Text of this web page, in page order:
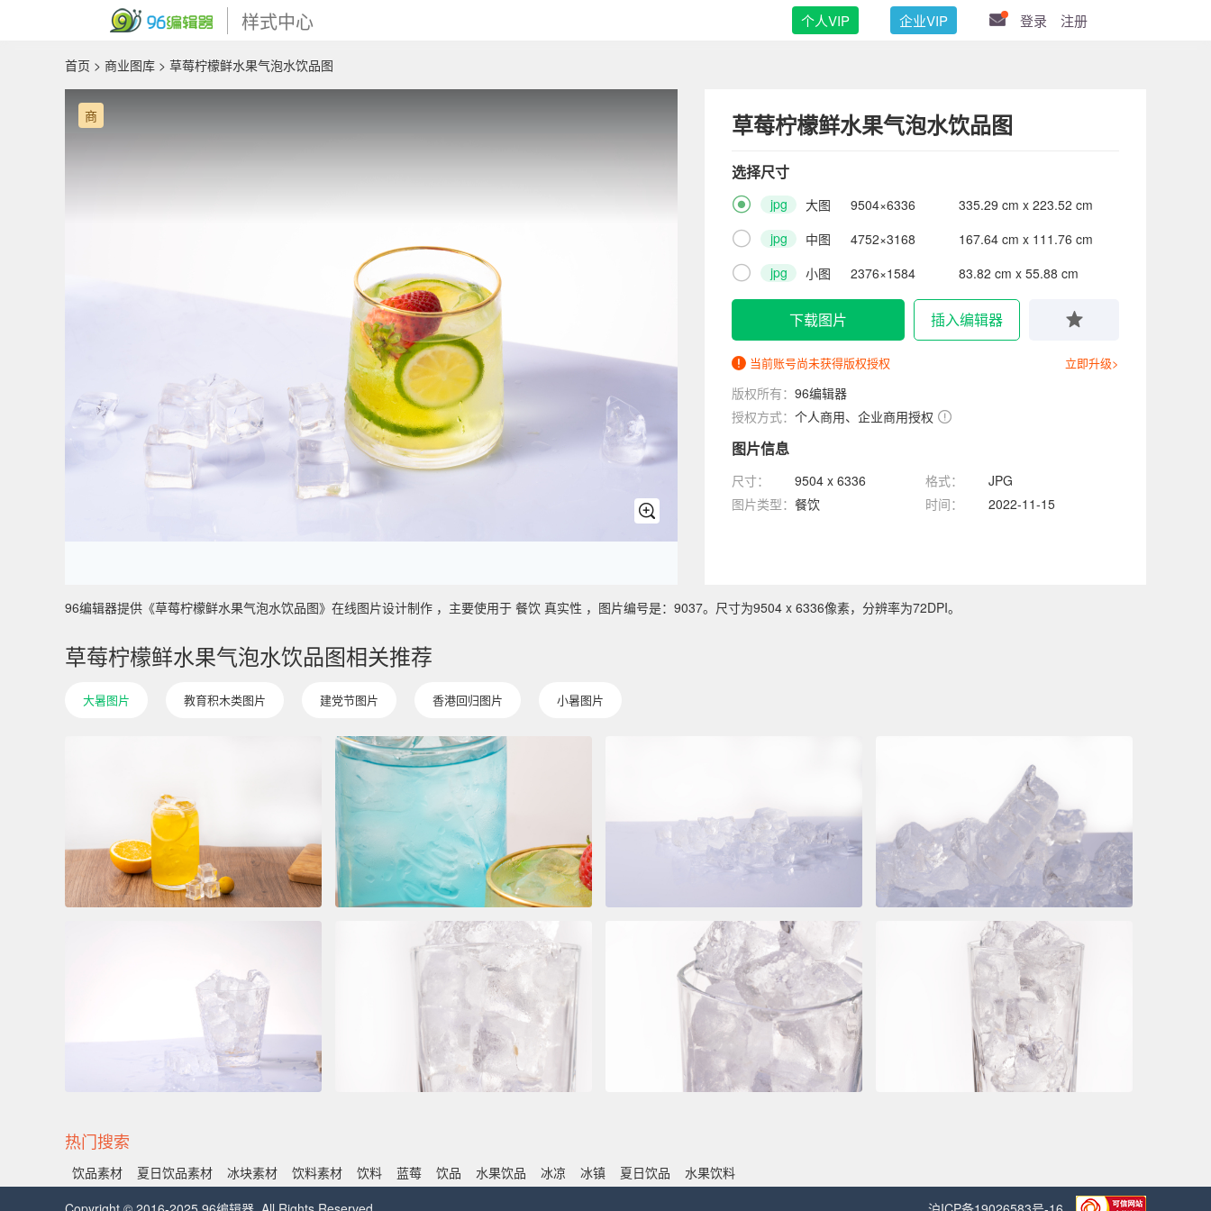
样式中心 个人VIP 企业VIP 登录 注册
首页 > 商业图库 > 草莓柠檬鲜水果气泡水饮品图
商 草莓柠檬鲜水果气泡水饮品图
选择尺寸
 jpg 大图 9504×6336 335.29 cm x 223.52 cm
 jpg 中图 4752×3168 167.64 cm x 111.76 cm
 jpg 小图 2376×1584 83.82 cm x 55.88 cm
下载图片 插入编辑器
当前账号尚未获得版权授权 立即升级>
版权所有： 96编辑器
授权方式： 个人商用、企业商用授权
图片信息
尺寸： 9504 x 6336 格式：
JPG
图片类型： 餐饮 时间： 2022-11-15
96编辑器提供《草莓柠檬鲜水果气泡水饮品图》在线图片设计制作 ，主要使用于 餐饮 真实性 ，图片编号是：9037。尺寸为9504 x 6336像素，分辨率为72DPI。
草莓柠檬鲜水果气泡水饮品图相关推荐
大暑图片 教育积木类图片 建党节图片 香港回归图片 小暑图片
热门搜索
饮品素材 夏日饮品素材 冰块素材 饮料素材 饮料 蓝莓 饮品 水果饮品 冰凉 冰镇 夏日饮品
水果饮料